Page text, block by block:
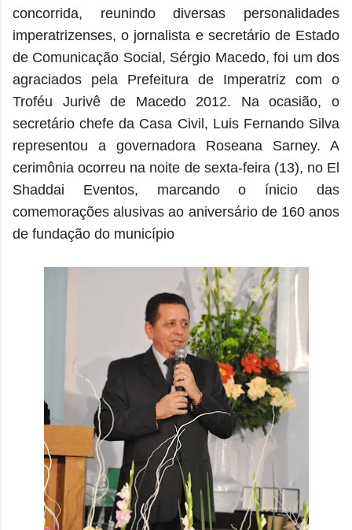
concorrida, reunindo diversas personalidades
imperatrizenses, o jornalista e secretário de Estado
de Comunicação Social, Sérgio Macedo, foi um dos
agraciados pela Prefeitura de Imperatriz com o
Troféu Jurivê de Macedo 2012. Na ocasião, o
secretário chefe da Casa Civil, Luis Fernando Silva
representou a governadora Roseana Sarney. A
cerimônia ocorreu na noite de sexta-feira (13), no El
Shaddai Eventos, marcando o ínicio das
comemorações alusivas ao aniversário de 160 anos
de fundação do município